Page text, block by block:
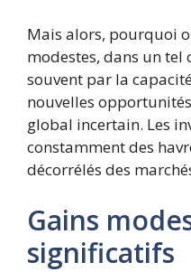
Mais alors, pourquoi
modestes, dans un tel
souvent par la
nouvelles
global incertain. Les
constamment des
décorrélés des
Gains
significatifs